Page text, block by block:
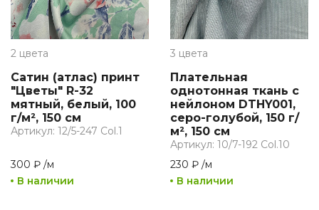
2 цвета
Сатин (атлас) принт
"Цветы" R-32
мятный, белый, 100
г/м², 150 см
Артикул: 12/5-247 Col.1
300 ₽ /м
В наличии
3 цвета
Плательная
однотонная ткань с
нейлоном DTHY001,
серо-голубой, 150 г/
м², 150 см
Артикул: 10/7-192 Col.10
230 ₽ /м
В наличии